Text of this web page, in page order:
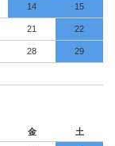
14 15
21 22
28 29
金 土